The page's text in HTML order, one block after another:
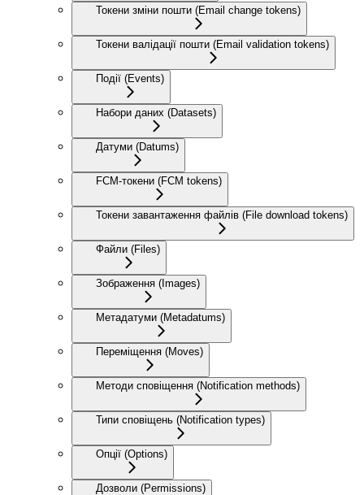
Токени зміни пошти (Email change tokens)
Токени валідації пошти (Email validation tokens)
Події (Events)
Набори даних (Datasets)
Датуми (Datums)
FCM-токени (FCM tokens)
Токени завантаження файлів (File download tokens)
Файли (Files)
Зображення (Images)
Метадатуми (Metadatums)
Переміщення (Moves)
Методи сповіщення (Notification methods)
Типи сповіщень (Notification types)
Опції (Options)
Дозволи (Permissions)